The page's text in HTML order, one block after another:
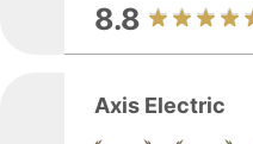
8.8
Axis Electric